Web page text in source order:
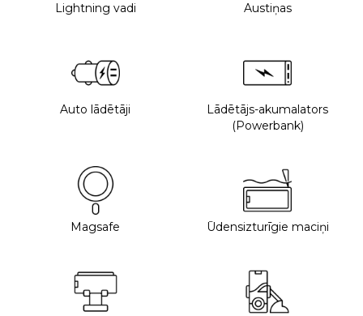
Lightning vadi Austiņas
Auto lādētāji
Lādētājs-akumalators
(Powerbank)
Magsafe Ūdensizturīgie maciņi